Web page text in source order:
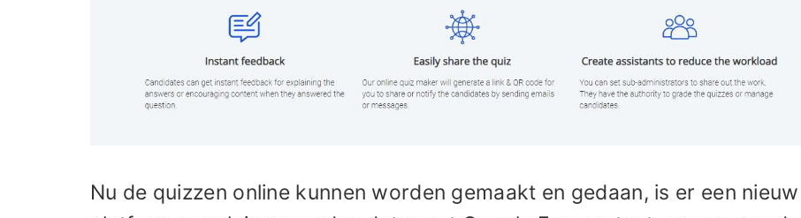
Nu de quizzen online kunnen worden gemaakt en gedaan, is er een nieuw